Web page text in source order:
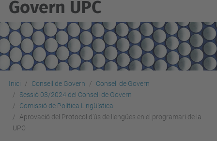
Govern UPC
Inici Consell de Govern
Consell de Govern
Sessió 03/2024 del Consell de Govern
Comissió de Política Lingüística
Aprovació del Protocol d'ús de llengües en el programari de la
UPC